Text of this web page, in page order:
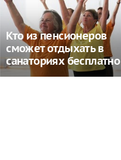
Кто из пенсионеров
сможет отдыхать в
санаториях бесплатно